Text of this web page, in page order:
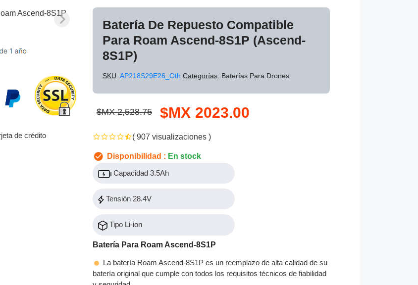
de crédito
Batería De Repuesto Compatible
Para Roam Ascend-8S1P (Ascend-
8S1P)
SKU: AP218S29E26_Oth Categorías: Baterías Para Drones
$MX 2,528.75 $MX 2023.00
( 907 visualizaciones )
Disponibilidad : En stock
Capacidad 3.5Ah
Tensión 28.4V
Tipo Li-ion
Batería Para Roam Ascend-8S1P
La batería Roam Ascend-8S1P es un reemplazo de alta calidad de su
batería original que cumple con todos los requisitos técnicos de fiabilidad